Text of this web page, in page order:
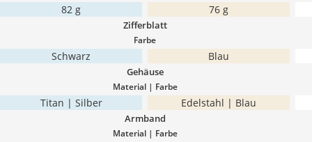
82 g 76 g
Zifferblatt
Farbe
Schwarz Blau
Gehäuse
Material | Farbe
Titan | Silber Edelstahl | Blau
Armband
Material | Farbe